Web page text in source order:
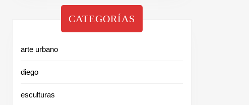
CATEGORÍAS
arte urbano
diego
esculturas